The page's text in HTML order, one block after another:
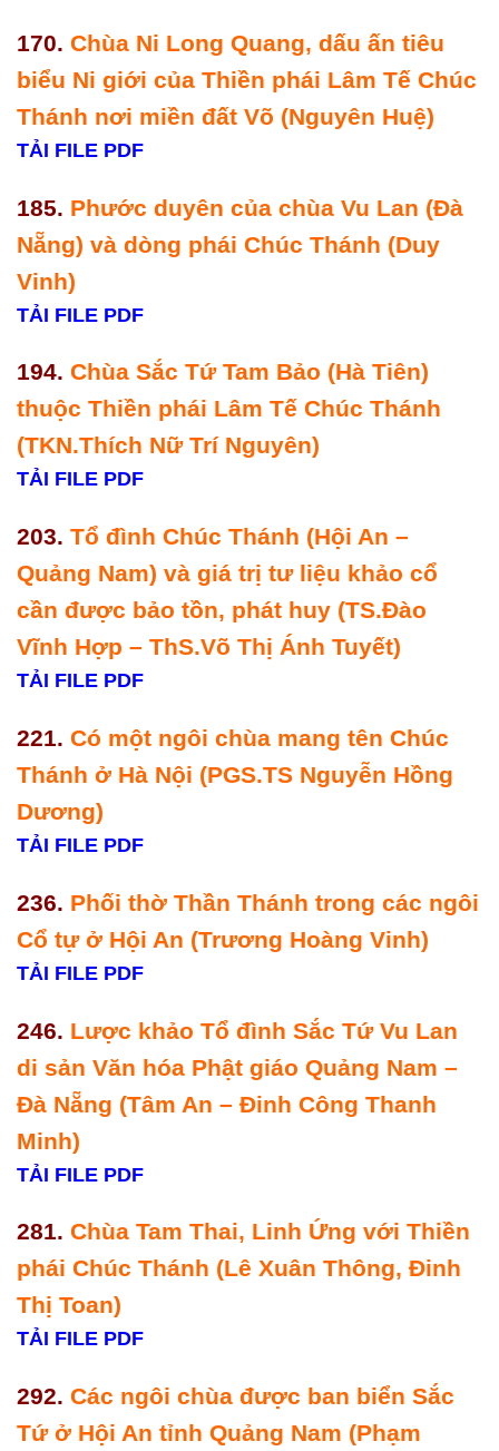
170. Chùa Ni Long Quang, dấu ấn tiêu
biểu Ni giới của Thiền phái Lâm Tế Chúc
Thánh nơi miền đất Võ (Nguyên Huệ)
TẢI FILE PDF
185. Phước duyên của chùa Vu Lan (Đà
Nẵng) và dòng phái Chúc Thánh (Duy
Vinh)
TẢI FILE PDF
194. Chùa Sắc Tứ Tam Bảo (Hà Tiên)
thuộc Thiền phái Lâm Tế Chúc Thánh
(TKN.Thích Nữ Trí Nguyên)
TẢI FILE PDF
203. Tổ đình Chúc Thánh (Hội An –
Quảng Nam) và giá trị tư liệu khảo cổ
cần được bảo tồn, phát huy (TS.Đào
Vĩnh Hợp – ThS.Võ Thị Ánh Tuyết)
TẢI FILE PDF
221. Có một ngôi chùa mang tên Chúc
Thánh ở Hà Nội (PGS.TS Nguyễn Hồng
Dương)
TẢI FILE PDF
236. Phối thờ Thần Thánh trong các ngôi
Cổ tự ở Hội An (Trương Hoàng Vinh)
TẢI FILE PDF
246. Lược khảo Tổ đình Sắc Tứ Vu Lan
di sản Văn hóa Phật giáo Quảng Nam –
Đà Nẵng (Tâm An – Đinh Công Thanh
Minh)
TẢI FILE PDF
281. Chùa Tam Thai, Linh Ứng với Thiền
phái Chúc Thánh (Lê Xuân Thông, Đinh
Thị Toan)
TẢI FILE PDF
292. Các ngôi chùa được ban biển Sắc
Tứ ở Hội An tỉnh Quảng Nam (Phạm